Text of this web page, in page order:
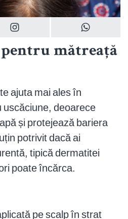
pentru mătreață
ajuta mai ales în
deoarece
și protejează bariera
potrivit dacă ai
tipică dermatitei
poate încărca.
pe scalp în strat